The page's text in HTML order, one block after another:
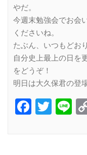
やだ。
今週末勉強会でお会
くださいね。
たぶん、いつもどお
自分史上最上の日を
をどうぞ！
明日は大久保君の登